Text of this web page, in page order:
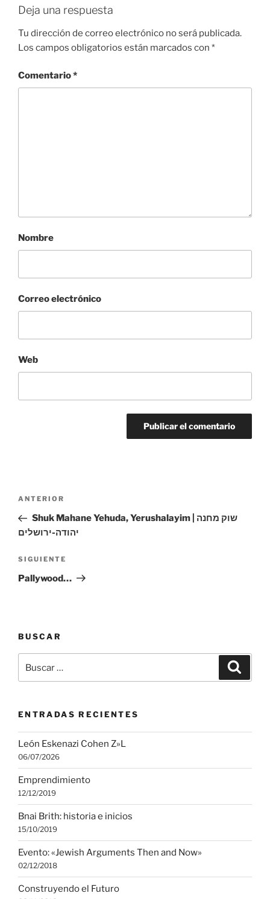
Deja una respuesta
Tu dirección de correo electrónico no será publicada.
Los campos obligatorios están marcados con *
Comentario*
Nombre
Correo electrónico
Web
Navegación
entradas
Entrada
anterior:
ANTERIOR
Shuk Mahane Yehuda, Yerushalayim | שוק מחנה
יהודה-ירושלים
Siguiente
entrada
SIGUIENTE
Pallywood…
BUSCAR
por:
ENTRADAS RECIENTES
León Eskenazi Cohen Z»L
06/07/2026
Emprendimiento
12/12/2019
Bnai Brith: historia e inicios
15/10/2019
Evento: «Jewish Arguments Then and Now»
02/12/2018
Construyendo el Futuro